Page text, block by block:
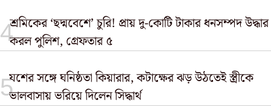
শ্রমিকের ‘ছদ্মবেশে’ চুরি! প্রায় দু-কোটি টাকার ধনসম্পদ উদ্ধার
করল পুলিশ, গ্রেফতার ৫
যশের সঙ্গে ঘনিষ্ঠতা কিয়ারার, কটাক্ষের ঝড় উঠতেই স্ত্রীকে
ভালবাসায় ভরিয়ে দিলেন সিদ্ধার্থ